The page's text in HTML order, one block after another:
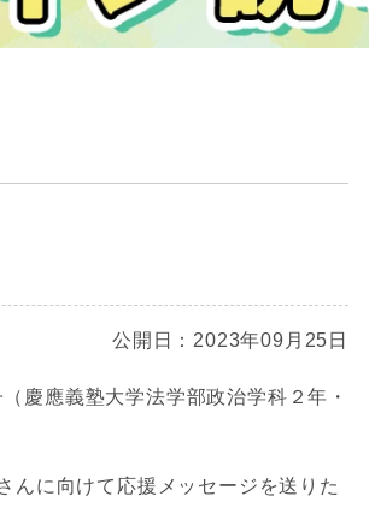
公開日：2023年09月25日
慶應義塾大学法学部政治学科２年・
んに向けて応援メッセージを送りた